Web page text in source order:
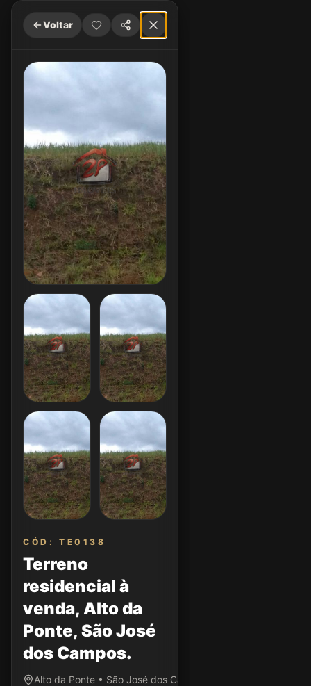
Voltar
CÓD: TE0138
Terreno
residencial à
venda, Alto da
Ponte, São José
dos Campos.
Alto da Ponte • São José dos Campos/SP